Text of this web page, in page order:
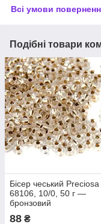
Всі умови
Подібні товари
Бісер чеський Preciosa
68106, 10/0, 50 г —
бронзовий
88 ₴